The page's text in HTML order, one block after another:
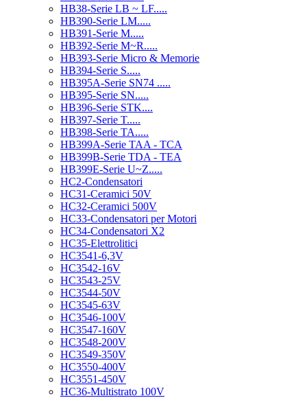
HB38-Serie LB ~ LF.....
HB390-Serie LM.....
HB391-Serie M.....
HB392-Serie M~R.....
HB393-Serie Micro & Memorie
HB394-Serie S.....
HB395A-Serie SN74 .....
HB395-Serie SN.....
HB396-Serie STK....
HB397-Serie T.....
HB398-Serie TA.....
HB399A-Serie TAA - TCA
HB399B-Serie TDA - TEA
HB399E-Serie U~Z.....
HC2-Condensatori
HC31-Ceramici 50V
HC32-Ceramici 500V
HC33-Condensatori per Motori
HC34-Condensatori X2
HC35-Elettrolitici
HC3541-6,3V
HC3542-16V
HC3543-25V
HC3544-50V
HC3545-63V
HC3546-100V
HC3547-160V
HC3548-200V
HC3549-350V
HC3550-400V
HC3551-450V
HC36-Multistrato 100V